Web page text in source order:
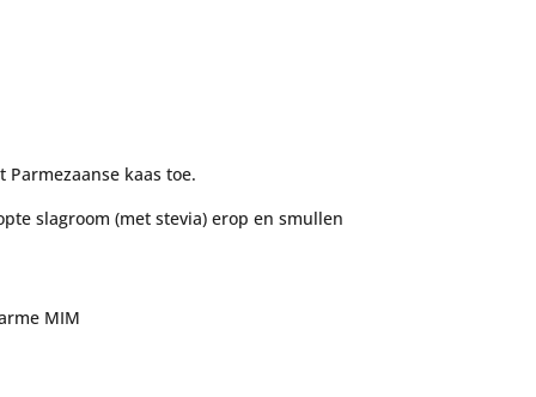
kaas toe.
slagroom (met stevia) erop en smullen